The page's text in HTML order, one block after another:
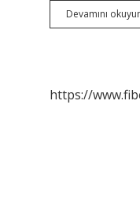
Devamını
https://